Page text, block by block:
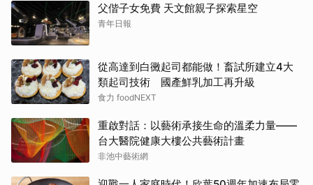
父偕子女免費 天文館親子探索星空
青年日報
從高達到白黴起司都能做！畜試所建立4大
類起司技術 國產鮮乳加工再升級
食力 foodNEXT
重啟對話：以藝術承接生命的溫柔力量——
台大醫院健康大樓公共藝術計畫
非池中藝術網